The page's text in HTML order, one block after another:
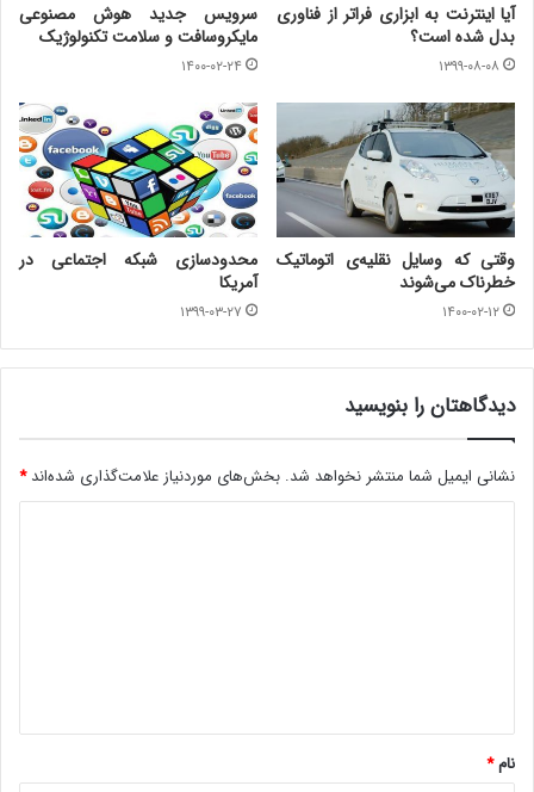
آیا اینترنت به ابزاری فراتر از فناوری
بدل شده است؟
۱۳۹۹-۰۸-۰۸
سرویس جدید هوش مصنوعی
مایکروسافت و سلامت تکنولوژیک
۱۴۰۰-۰۲-۲۴
وقتی که وسایل نقلیه‌ی اتوماتیک
خطرناک می‌شوند
۱۴۰۰-۰۲-۱۲
محدودسازی شبکه اجتماعی در
آمریکا
۱۳۹۹-۰۳-۲۷
دیدگاهتان را بنویسید
نشانی ایمیل شما منتشر نخواهد شد. بخش‌های موردنیاز علامت‌گذاری شده‌اند*
*
نام*